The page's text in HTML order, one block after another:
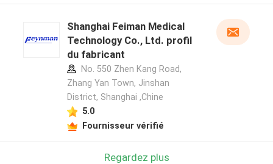
Shanghai Feiman Medical
Technology Co., Ltd. profil
du fabricant
No. 550 Zhen Kang Road,
Zhang Yan Town, Jinshan
District, Shanghai ,Chine
5.0
Fournisseur vérifié
Regardez plus